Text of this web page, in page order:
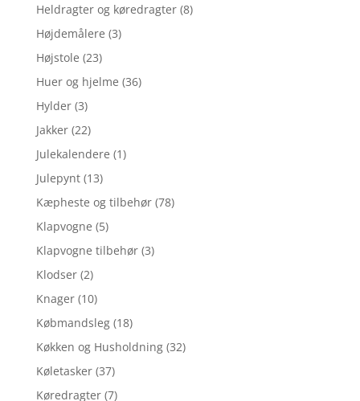
Heldragter og køredragter (8)
Højdemålere (3)
Højstole (23)
Huer og hjelme (36)
Hylder (3)
Jakker (22)
Julekalendere (1)
Julepynt (13)
Kæpheste og tilbehør (78)
Klapvogne (5)
Klapvogne tilbehør (3)
Klodser (2)
Knager (10)
Købmandsleg (18)
Køkken og Husholdning (32)
Køletasker (37)
Køredragter (7)